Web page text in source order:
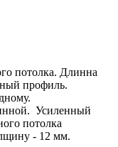
потолка. Длинна
профиль.
Усиленный
потолка
- 12 мм.